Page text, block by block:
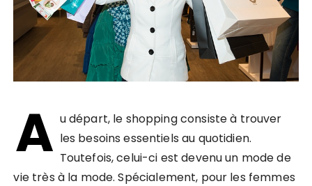
A u départ, le shopping consiste à trouver
les besoins essentiels au quotidien.
Toutefois, celui-ci est devenu un mode de
vie très à la mode. Spécialement, pour les femmes